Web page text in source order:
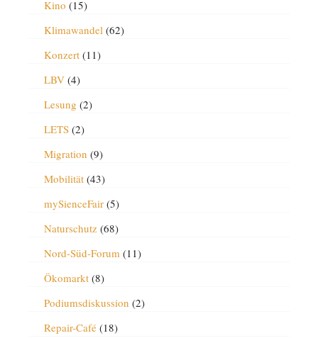
Kino (15)
Klimawandel(62)
Konzert(11)
LBV(4)
Lesung (2)
LETS(2)
Migration (9)
Mobilität(43)
mySienceFair(5)
Naturschutz(68)
Nord-Süd-Forum(11)
Ökomarkt(8)
Podiumsdiskussion (2)
Repair-Café(18)